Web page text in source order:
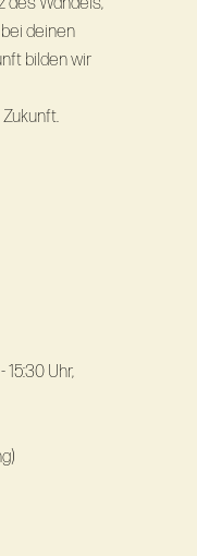
deinen
bilden wir
Uhr,